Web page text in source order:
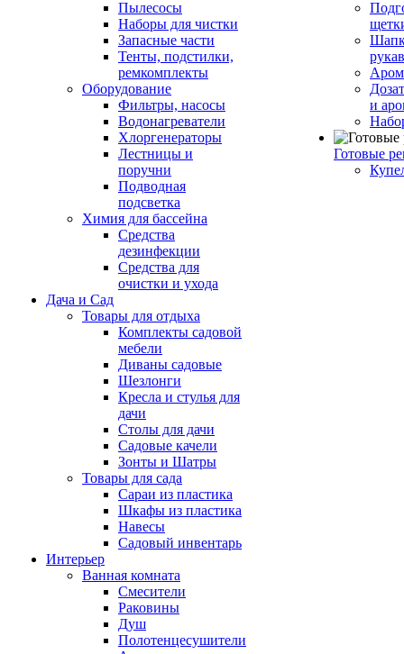
Пылесосы
Наборы для чистки
Запасные части
Тенты, подстилки,
ремкомплекты
Оборудование
Фильтры, насосы
Водонагреватели
Хлоргенераторы
Лестницы и
поручни
Подводная
подсветка
Химия для бассейна
Средства
дезинфекции
Средства для
очистки и ухода
Дача и Сад
Товары для отдыха
Комплекты садовой
мебели
Диваны садовые
Шезлонги
Кресла и стулья для
дачи
Столы для дачи
Садовые качели
Зонты и Шатры
Товары для сада
Сараи из пластика
Шкафы из пластика
Навесы
Садовый инвентарь
Интерьер
Ванная комната
Смесители
Раковины
Душ
Полотенцесушители
и
Готовые